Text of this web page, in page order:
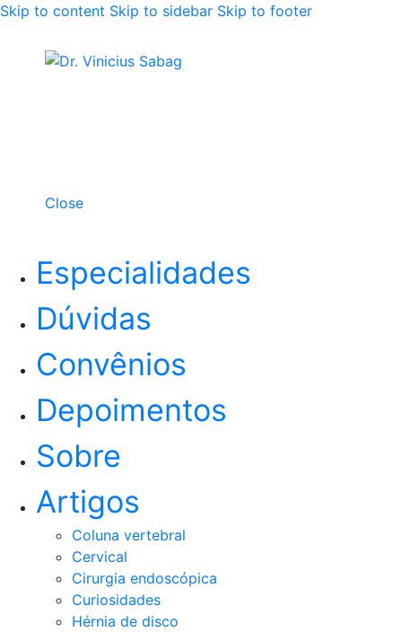
Skip to content Skip to sidebar Skip to footer
Close
Especialidades
Dúvidas
Convênios
Depoimentos
Sobre
Artigos
Coluna vertebral
Cervical
Cirurgia endoscópica
Curiosidades
Hérnia de disco